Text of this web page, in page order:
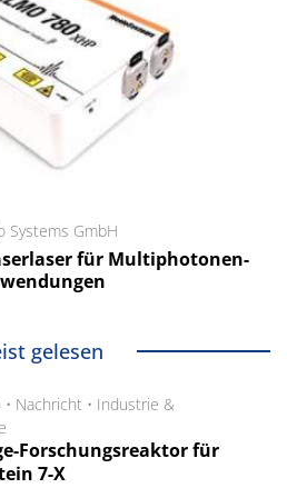
Systems GmbH
für Multiphotonen-
gelesen
Nachricht • Industrie &
Forschungsreaktor für
7-X